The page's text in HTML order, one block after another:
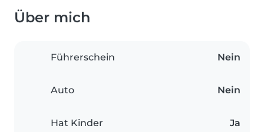
Über mich
Führerschein Nein
Auto Nein
Hat Kinder Ja